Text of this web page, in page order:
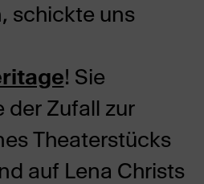
schickte uns
! Sie
der Zufall zur
Theaterstücks
auf Lena Christs